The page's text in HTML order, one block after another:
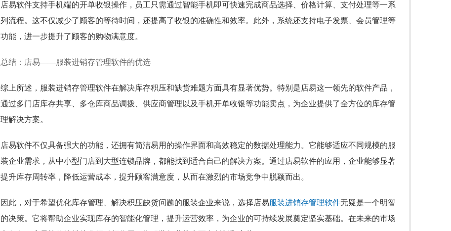
店易软件支持手机端的开单收银操作，员工只需通过智能手机即可快速完成商品选择、价格计算、支付处理等一系
列流程。这不仅减少了顾客的等待时间，还提高了收银的准确性和效率。此外，系统还支持电子发票、会员管理等
功能，进一步提升了顾客的购物满意度。
总结：店易——服装进销存管理软件的优选
综上所述，服装进销存管理软件在解决库存积压和缺货难题方面具有显著优势。特别是店易这一领先的软件产品，
通过多门店库存共享、多仓库商品调拨、供应商管理以及手机开单收银等功能卖点，为企业提供了全方位的库存管
理解决方案。
店易软件不仅具备强大的功能，还拥有简洁易用的操作界面和高效稳定的数据处理能力。它能够适应不同规模的服
装企业需求，从中小型门店到大型连锁品牌，都能找到适合自己的解决方案。通过店易软件的应用，企业能够显著
提升库存周转率，降低运营成本，提升顾客满意度，从而在激烈的市场竞争中脱颖而出。
因此，对于希望优化库存管理、解决积压缺货问题的服装企业来说，选择店易服装进销存管理软件无疑是一个明智
的决策。它将帮助企业实现库存的智能化管理，提升运营效率，为企业的可持续发展奠定坚实基础。在未来的市场